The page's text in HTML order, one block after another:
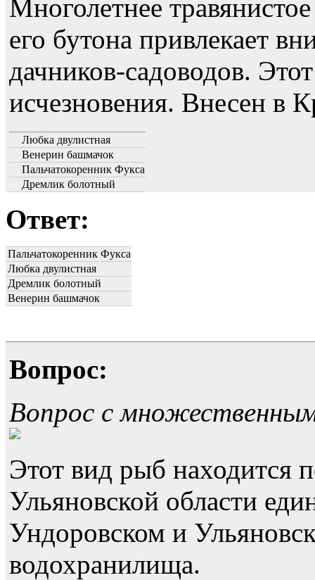
Многолетнее
его бутона привлекает
дачников-садоводов.
исчезновения. Внесен в
Любка двулистная
Венерин башмачок
Пальчатокоренник Фукса
Дремлик болотный
Ответ:
Пальчатокоренник Фукса
Любка двулистная
Дремлик болотный
Венерин башмачок
Вопрос:
Вопрос с
Этот вид рыб находится
Ульяновской области
Ундоровском и
водохранилища.